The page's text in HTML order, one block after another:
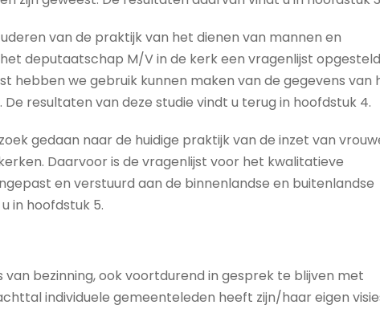
van de praktijk van het dienen van mannen en
deputaatschap M/V in de kerk een vragenlijst opgesteld
hebben we gebruik kunnen maken van de gegevens van
resultaten van deze studie vindt u terug in hoofdstuk 4.
gedaan naar de huidige praktijk van de inzet van
Daarvoor is de vragenlijst voor het kwalitatieve
en verstuurd aan de binnenlandse en buitenlandse
in hoofdstuk 5.
bezinning, ook voortdurend in gesprek te blijven met
individuele gemeenteleden heeft zijn/haar eigen